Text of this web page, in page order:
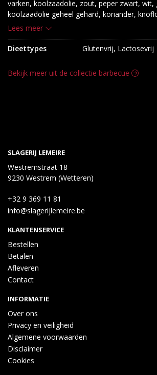
varken, koolzaadolie, zout, peper zwart, wit,
koolzaadolie geheel gehard, koriander,
groenten paprika gedroogd,
Lees meer
Dieettypes Glutenvrij, Lactosevrij
Bekijk meer uit de collectie barbecue
SLAGERIJ LEMEIRE
Westremstraat 18
9230 Westrem (Wetteren)
+32 9 369 11 81
info@slagerijlemeire.be
KLANTENSERVICE
Bestellen
Betalen
Afleveren
Contact
INFORMATIE
Over ons
Privacy en veiligheid
Algemene voorwaarden
Disclaimer
Cookies